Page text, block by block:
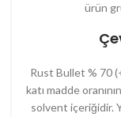
ürün
Rust Bullet % 70
katı madde
solvent içeriğidir.